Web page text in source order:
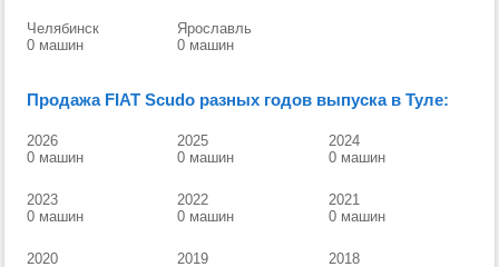
Челябинск
0 машин
Ярославль
0 машин
Продажа FIAT Scudo разных годов выпуска в Туле:
2026
0 машин
2025
0 машин
2024
0 машин
2023
0 машин
2022
0 машин
2021
0 машин
2020
2019
2018